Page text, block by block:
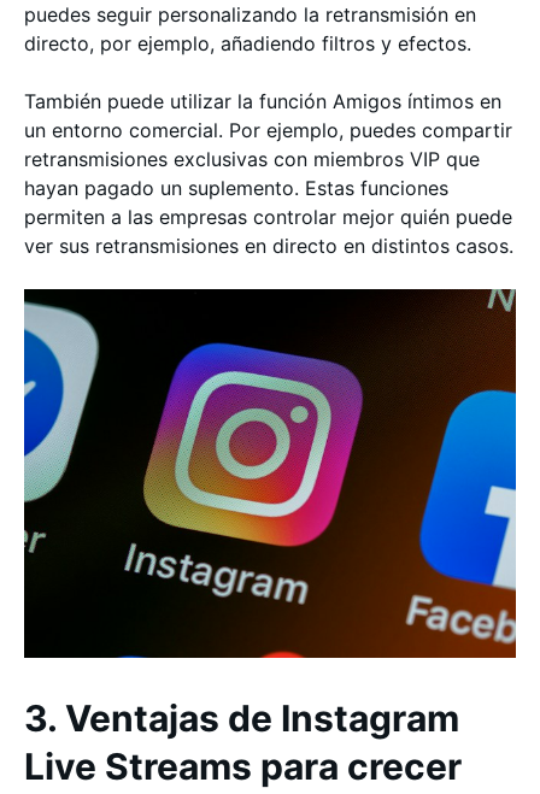
puedes seguir personalizando la retransmisión en
directo, por ejemplo, añadiendo filtros y efectos.
También puede utilizar la función Amigos íntimos en
un entorno comercial. Por ejemplo, puedes compartir
retransmisiones exclusivas con miembros VIP que
hayan pagado un suplemento. Estas funciones
permiten a las empresas controlar mejor quién puede
ver sus retransmisiones en directo en distintos casos.
3. Ventajas de Instagram
Live Streams para crecer